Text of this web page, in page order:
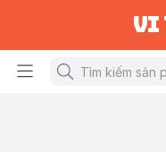
vi